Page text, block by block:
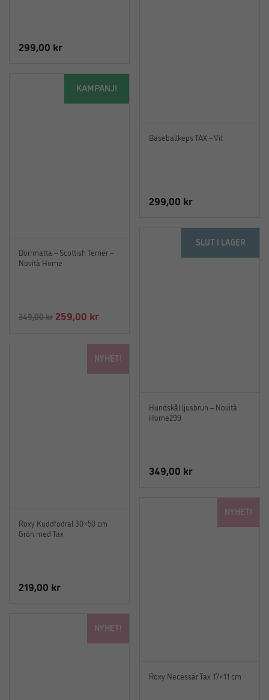
299,00 kr
Baseballkeps TAX – Vit
299,00 kr
KAMPANJ!
Dörrmatta – Scottish Terrier –
Novità Home
349,00kr Det
349,00 kr.
259,00 krDet
priset
är:
259,00 kr.
SLUT I LAGER
Hundskål ljusbrun – Novità
Home299
349,00 kr
NYHET!
Roxy Kuddfodral 30×50 cm
Grön med Tax
219,00 kr
NYHET!
Roxy Necessär Tax 17×11 cm
NYHET!